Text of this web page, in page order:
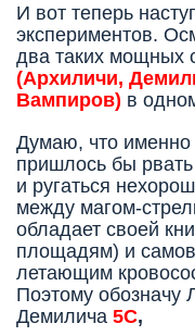
И вот теперь
экспериментов.
два таких мощных
(Архиличи,
Вампиров) в
Думаю, что именно
пришлось бы
и ругаться
между магом-
обладает своей
площадям) и
летающим
Поэтому обозначу
Демилича 5С,